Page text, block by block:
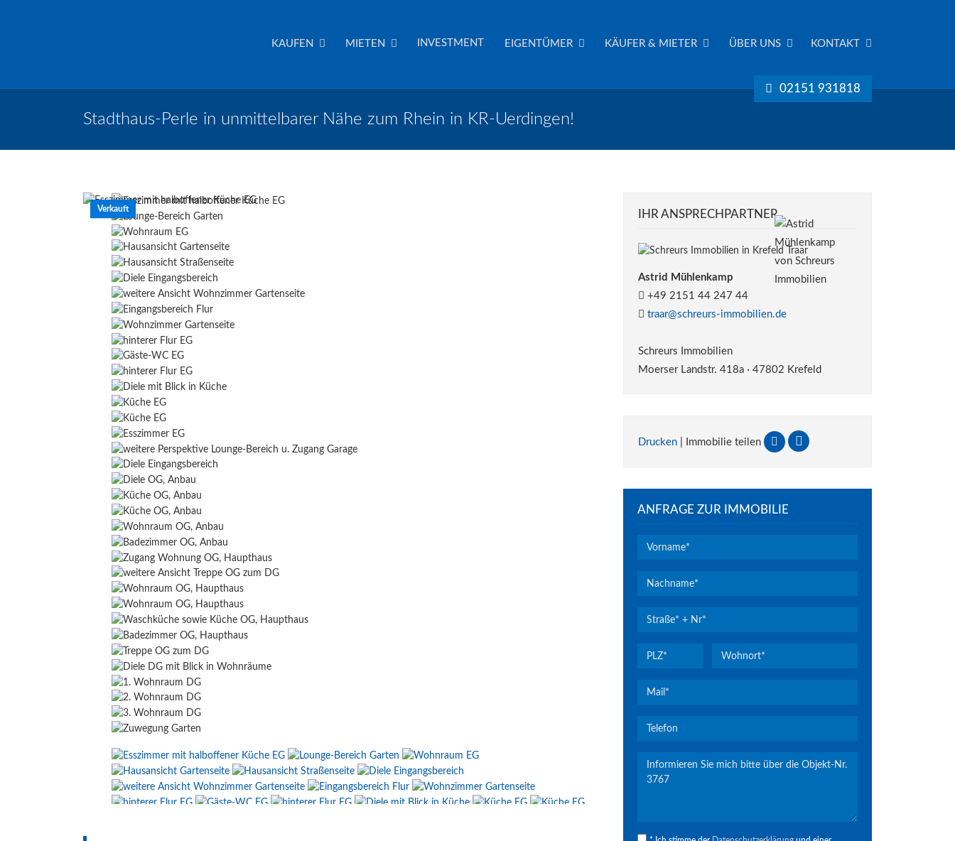
02151 931818
KAUFEN MIETEN INVESTMENT EIGENTÜMER KÄUFER & MIETER ÜBER UNS KONTAKT
Stadthaus-Perle in unmittelbarer Nähe zum Rhein in KR-Uerdingen!
Verkauft IHR ANSPRECHPARTNER
Astrid Mühlenkamp
+49 2151 44 247 44
traar@schreurs-immobilien.de
Schreurs Immobilien
Moerser Landstr. 418a · 47802 Krefeld
Drucken | Immobilie teilen
ANFRAGE ZUR IMMOBILIE